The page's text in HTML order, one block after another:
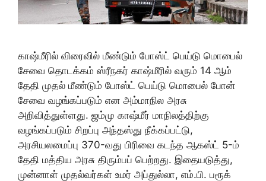
காஷ்மீரில் விரைவில் மீண்டும் போஸ்ட் பெய்டு மொபைல்
சேவை தொடக்கம் ஸ்ரீநகர் காஷ்மீரில் வரும் 14 ஆம்
தேதி முதல் மீண்டும் போஸ்ட் பெய்டு மொபைல் போன்
சேவை வழங்கப்படும் என அம்மாநில அரசு
அறிவித்துள்ளது. ஜம்மு காஷ்மீர் மாநிலத்திற்கு
வழங்கப்படும் சிறப்பு அந்தஸ்து நீக்கப்பட்டு,
அரசியலமைப்பு 370-வது பிரிவை கடந்த ஆகஸ்ட் 5-ம்
தேதி மத்திய அரசு திரும்பப் பெற்றது. இதையடுத்து,
முன்னாள் முதல்வர்கள் உமர் அப்துல்லா, எம்.பி. பரூக்